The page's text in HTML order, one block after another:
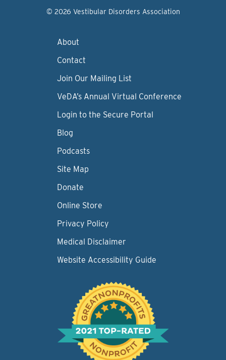
© 2026 Vestibular Disorders Association
About
Contact
Join Our Mailing List
VeDA’s Annual Virtual Conference
Login to the Secure Portal
Blog
Podcasts
Site Map
Donate
Online Store
Privacy Policy
Medical Disclaimer
Website Accessibility Guide